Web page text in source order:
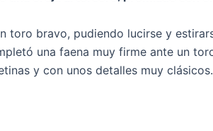
bravo, pudiendo lucirse y
una faena muy firme ante un
y con unos detalles muy